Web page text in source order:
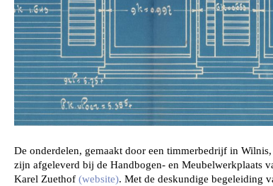
De onderdelen, gemaakt door een timmerbedrijf in Wilnis,
zijn afgeleverd bij de Handbogen- en Meubelwerkplaats
Karel Zuethof (website). Met de deskundige begeleiding